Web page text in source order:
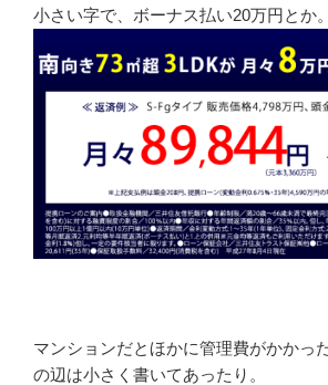
小さい字で、ボーナス払い20万円とか。
マンションだとほかに管理費がかかっ
の辺は小さく書いてあったり。